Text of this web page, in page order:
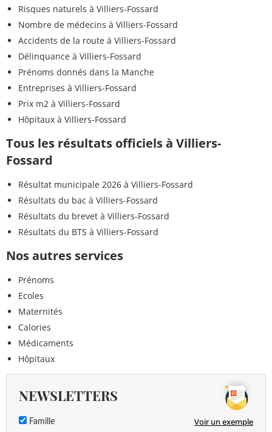
Risques naturels à Villiers-Fossard
Nombre de médecins à Villiers-Fossard
Accidents de la route à Villiers-Fossard
Délinquance à Villiers-Fossard
Prénoms donnés dans la Manche
Entreprises à Villiers-Fossard
Prix m2 à Villiers-Fossard
Hôpitaux à Villiers-Fossard
Tous les résultats officiels à Villiers-
Fossard
Résultat municipale 2026 à Villiers-Fossard
Résultats du bac à Villiers-Fossard
Résultats du brevet à Villiers-Fossard
Résultats du BTS à Villiers-Fossard
Nos autres services
Prénoms
Ecoles
Maternités
Calories
Médicaments
Hôpitaux
NEWSLETTERS
Famille Voir un exemple